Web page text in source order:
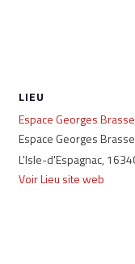
LIEU
Espace Georges
Espace Georges
L'Isle-d'Espagnac,
Voir Lieu site web